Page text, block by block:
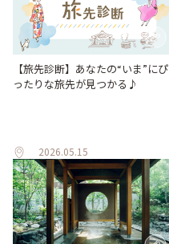
【旅先診断】あなたの“いま”にぴ
ったりな旅先が見つかる♪
2026.05.15